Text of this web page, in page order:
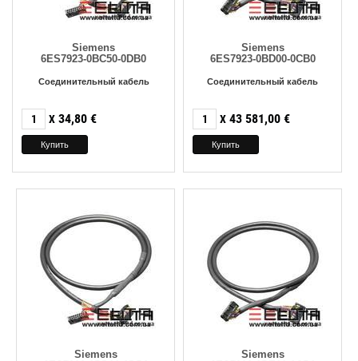
Siemens
6ES7923-0BC50-0DB0
Соединительный кабель
X 34,80 €
Siemens
6ES7923-0BD00-0CB0
Соединительный кабель
X 43 581,00 €
Siemens
Siemens